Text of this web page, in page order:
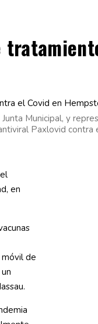
Municipal, y
Paxlovid
en
de